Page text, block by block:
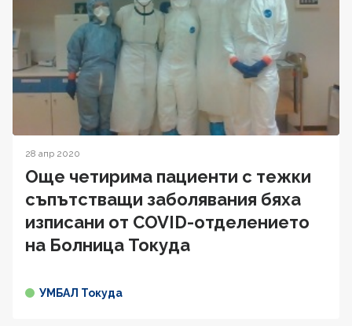
28 апр 2020
Още четирима пациенти с тежки
съпътстващи заболявания бяха
изписани от COVID-отделението
на Болница Токуда
УМБАЛ Токуда